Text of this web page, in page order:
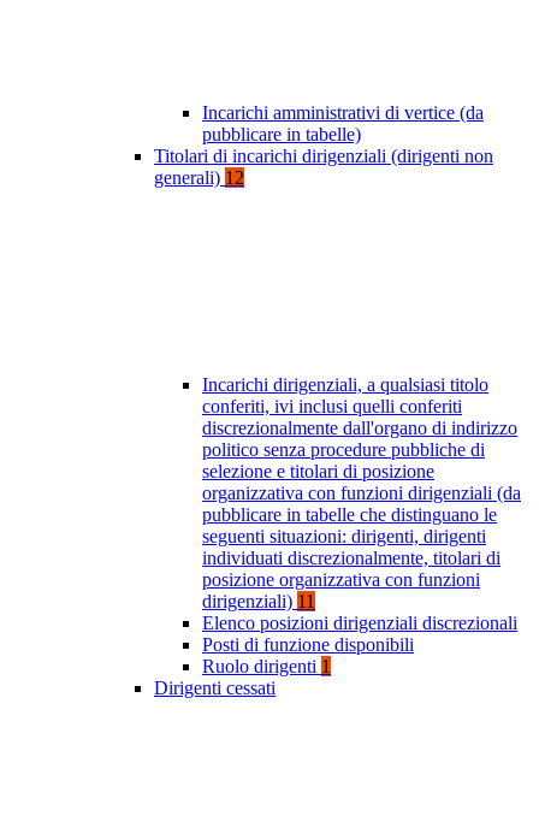
Incarichi amministrativi di vertice (da
pubblicare in tabelle)
Titolari di incarichi dirigenziali (dirigenti non
generali) 12
Incarichi dirigenziali, a qualsiasi titolo
conferiti, ivi inclusi quelli conferiti
discrezionalmente dall'organo di indirizzo
politico senza procedure pubbliche di
selezione e titolari di posizione
organizzativa con funzioni dirigenziali (da
pubblicare in tabelle che distinguano le
seguenti situazioni: dirigenti, dirigenti
individuati discrezionalmente, titolari di
posizione organizzativa con funzioni
dirigenziali) 11
Elenco posizioni dirigenziali discrezionali
Posti di funzione disponibili
Ruolo dirigenti 1
Dirigenti cessati